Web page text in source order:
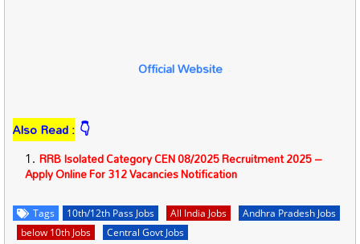
Official Website
Also Read : 👇
RRB Isolated Category CEN 08/2025 Recruitment 2025 –
Apply Online For 312 Vacancies Notification
Tags 10th/12th Pass Jobs All India Jobs
Andhra Pradesh Jobs
below 10th Jobs
Central Govt Jobs